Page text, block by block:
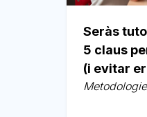
Seràs
5 claus
(i evitar